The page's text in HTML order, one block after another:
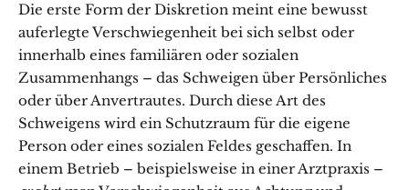
Die erste Form der Diskretion meint eine bewusst
auferlegte Verschwiegenheit bei sich selbst oder
innerhalb eines familiären oder sozialen
Zusammenhangs – das Schweigen über Persönliches
oder über Anvertrautes. Durch diese Art des
Schweigens wird ein Schutzraum für die eigene
Person oder eines sozialen Feldes geschaffen. In
einem Betrieb – beispielsweise in einer Arztpraxis –